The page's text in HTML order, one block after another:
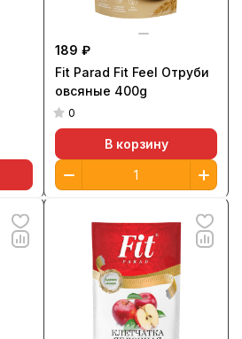
189 ₽
Fit Parad Fit Feel Отруби
овсяные 400g
0
В корзину